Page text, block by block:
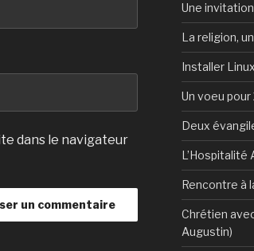
dans le navigateur
Une
La religion,
Installer
Un voeu pour
Deux
L’Hospitalité
Rencontre à
Chrétien
Augustin)